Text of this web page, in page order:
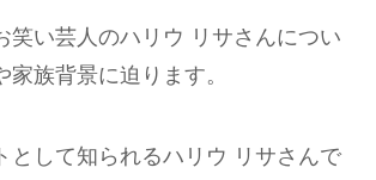
笑い芸人のハリウ リサさんについ
家族背景に迫ります。
として知られるハリウ リサさんで